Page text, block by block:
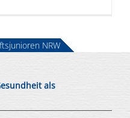
als
NRW